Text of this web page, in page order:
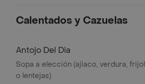
Calentados y Cazuelas
Antojo Del Dia
Sopa a elección (ajiaco, verdura, frijol
o lentejas)